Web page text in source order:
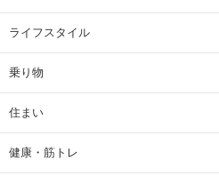
ライフスタイル
乗り物
住まい
健康・筋トレ